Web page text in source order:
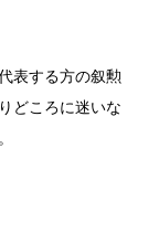
表する方の叙勲
どころに迷いな